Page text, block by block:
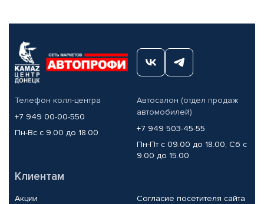
Телефон колл-центра
+7 949 00-00-550
Пн-Вс с 9.00 до 18.00
Автосалон (отдел продаж
автомобилей)
+7 949 503-45-55
Пн-Пт с 09.00 до 18.00, Сб с
9.00 до 15.00
Клиентам
Акции
Согласие посетителя сайта